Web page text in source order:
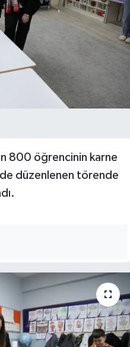
800 öğrencinin karne
düzenlenen törende